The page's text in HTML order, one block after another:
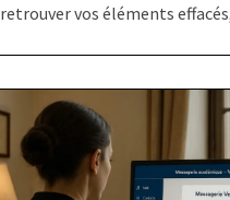
retrouver vos éléments